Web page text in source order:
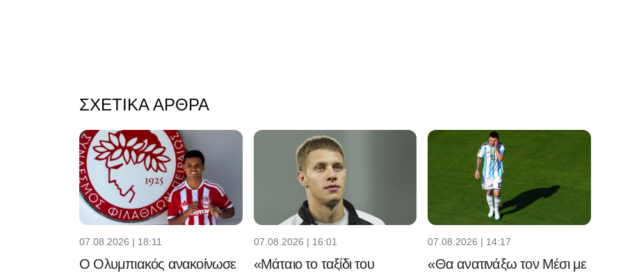
ΣΧΕΤΙΚΆ ΆΡΘΡΑ
07.08.2026 | 18:11
Ο Ολυμπιακός ανακοίνωσε
07.08.2026 | 16:01
«Μάταιο το ταξίδι του
07.08.2026 | 14:17
«Θα ανατινάξω τον Μέσι με